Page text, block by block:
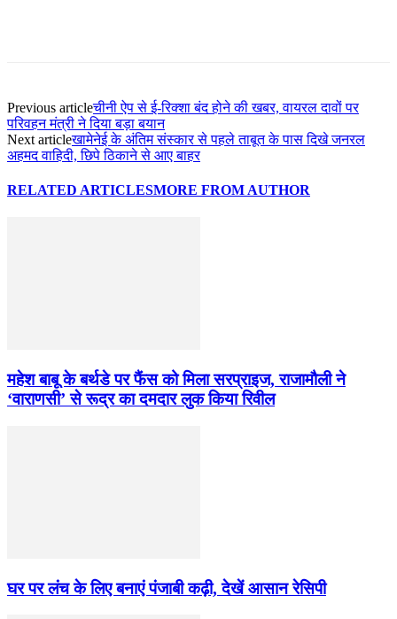
Previous articleचीनी ऐप से ई-रिक्शा बंद होने की खबर, वायरल दावों पर
परिवहन मंत्री ने दिया बड़ा बयान
Next articleखामेनेई के अंतिम संस्कार से पहले ताबूत के पास दिखे जनरल
अहमद वाहिदी, छिपे ठिकाने से आए बाहर
RELATED ARTICLESMORE FROM AUTHOR
महेश बाबू के बर्थडे पर फैंस को मिला सरप्राइज, राजामौली ने
‘वाराणसी’ से रूद्र का दमदार लुक किया रिवील
घर पर लंच के लिए बनाएं पंजाबी कढ़ी, देखें आसान रेसिपी